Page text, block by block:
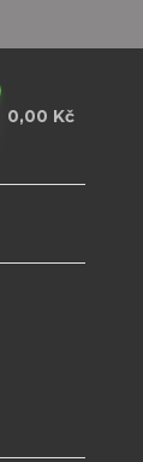
0,00 Kč